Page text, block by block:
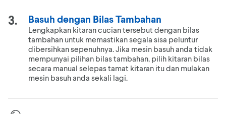
Basuh dengan Bilas Tambahan
Lengkapkan kitaran cucian tersebut dengan bilas
tambahan untuk memastikan segala sisa peluntur
dibersihkan sepenuhnya. Jika mesin basuh anda tidak
mempunyai pilihan bilas tambahan, pilih kitaran bilas
secara manual selepas tamat kitaran itu dan mulakan
mesin basuh anda sekali lagi.